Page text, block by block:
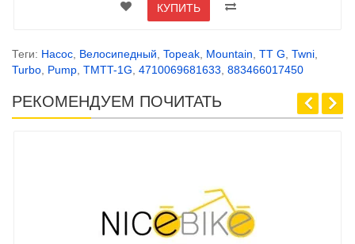
КУПИТЬ
Теги: Насос, Велосипедный, Topeak, Mountain, TT G, Twni,
Turbo, Pump, TMTT-1G, 4710069681633, 883466017450
РЕКОМЕНДУЕМ ПОЧИТАТЬ